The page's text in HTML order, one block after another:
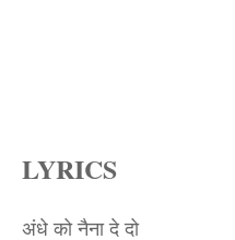
LYRICS
अंधे को नैना दे दो